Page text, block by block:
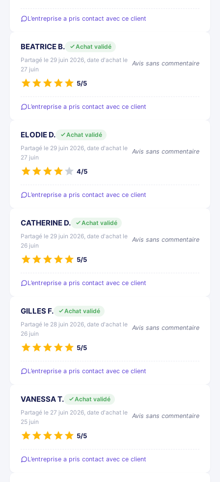
L’entreprise a pris contact avec ce client
BEATRICE B.
Achat validé
Partagé le 29 juin 2026, date d'achat le
27 juin
Avis sans commentaire
5/5
L’entreprise a pris contact avec ce client
ELODIE D.
Achat validé
Partagé le 29 juin 2026, date d'achat le
27 juin
Avis sans commentaire
4/5
L’entreprise a pris contact avec ce client
CATHERINE D.
Achat validé
Partagé le 29 juin 2026, date d'achat le
26 juin
Avis sans commentaire
5/5
L’entreprise a pris contact avec ce client
GILLES F.
Achat validé
Partagé le 28 juin 2026, date d'achat le
26 juin
Avis sans commentaire
5/5
L’entreprise a pris contact avec ce client
VANESSA T.
Achat validé
Partagé le 27 juin 2026, date d'achat le
25 juin
Avis sans commentaire
5/5
L’entreprise a pris contact avec ce client